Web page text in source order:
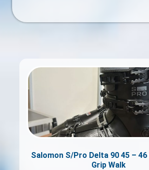
Salomon S/Pro Delta 90 45 –
Grip Walk